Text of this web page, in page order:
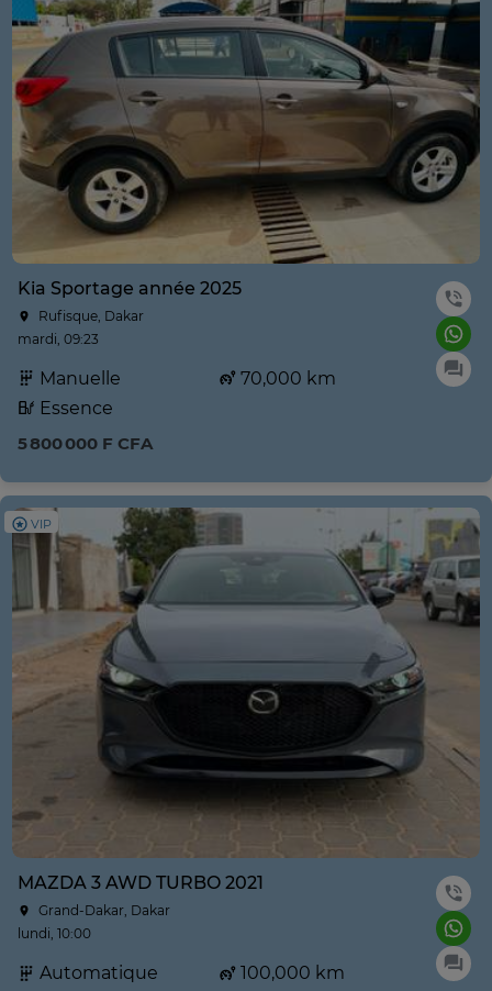
Kia Sportage année 2025
Rufisque, Dakar
mardi, 09:23
Manuelle
70,000 km
Essence
5 800 000 F CFA
VIP
MAZDA 3 AWD TURBO 2021
Grand-Dakar, Dakar
lundi, 10:00
Automatique
100,000 km